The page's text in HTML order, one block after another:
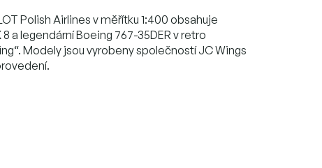
Polish Airlines v měřítku 1:400 obsahuje
a legendární Boeing 767-35DER v retro
Modely jsou vyrobeny společností JC Wings